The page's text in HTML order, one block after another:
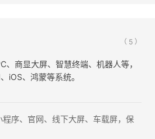
（ 5 ）
、商显大屏、智慧终端、机器人等，
iOS、鸿蒙等系统。
程序、官网、线下大屏、车载屏，保